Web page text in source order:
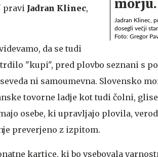
Jadran Klinec,
dosegli večji
Foto: Gregor
pravi Jadran Klinec,
da se tudi
"kupi", pred plovbo seznani s
ni samoumevna. Slovensko
tovorne ladje kot tudi čolni,
osebe, ki upravljajo plovila,
preverjeno z izpitom.
kartice, ki bo vsebovala